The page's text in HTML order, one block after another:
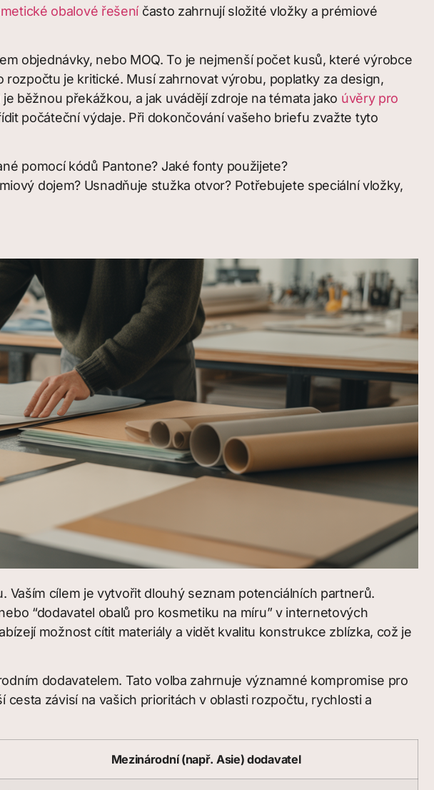
obalové řešeníčasto zahrnují složité vložky a prémiové
objednávky, nebo MOQ. To je nejmenší počet kusů, které výrobce
je kritické. Musí zahrnovat výrobu, poplatky za design,
běžnou překážkou, a jak uvádějí zdroje na témata jako úvěry pro
počáteční výdaje. Při dokončování vašeho briefu zvažte tyto
pomocí kódů Pantone? Jaké fonty použijete?
dojem? Usnadňuje stužka otvor? Potřebujete speciální vložky,
cílem je vytvořit dlouhý seznam potenciálních partnerů.
“dodavatel obalů pro kosmetiku na míru” v internetových
možnost cítit materiály a vidět kvalitu konstrukce zblízka, což je
dodavatelem. Tato volba zahrnuje významné kompromise pro
závisí na vašich prioritách v oblasti rozpočtu, rychlosti a
Mezinárodní (např. Asie) dodavatel